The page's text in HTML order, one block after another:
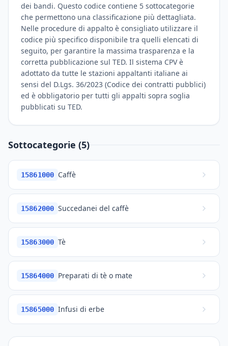
dei bandi. Questo codice contiene 5 sottocategorie
che permettono una classificazione più dettagliata.
Nelle procedure di appalto è consigliato utilizzare il
codice più specifico disponibile tra quelli elencati di
seguito, per garantire la massima trasparenza e la
corretta pubblicazione sul TED. Il sistema CPV è
adottato da tutte le stazioni appaltanti italiane ai
sensi del D.Lgs. 36/2023 (Codice dei contratti pubblici)
ed è obbligatorio per tutti gli appalti sopra soglia
pubblicati su TED.
Sottocategorie (5)
15861000 Caffè
15862000 Succedanei del caffè
15863000 Tè
15864000 Preparati di tè o mate
15865000 Infusi di erbe